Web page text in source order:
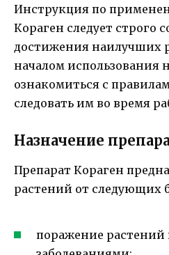
Инструкция по
Кораген следует строго
достижения наилучших
началом использования
ознакомиться с
следовать им во время
Назначение
Препарат Кораген
растений от следующих
поражение